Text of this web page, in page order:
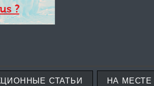
?
СТАТЬИ НА МЕСТЕ